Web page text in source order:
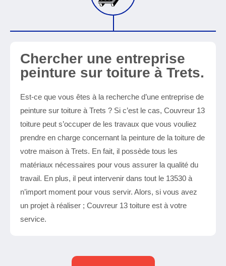
Chercher une entreprise
peinture sur toiture à Trets.
Est-ce que vous êtes à la recherche d’une entreprise de
peinture sur toiture à Trets ? Si c’est le cas, Couvreur 13
toiture peut s’occuper de les travaux que vous vouliez
prendre en charge concernant la peinture de la toiture de
votre maison à Trets. En fait, il possède tous les
matériaux nécessaires pour vous assurer la qualité du
travail. En plus, il peut intervenir dans tout le 13530 à
n’import moment pour vous servir. Alors, si vous avez
un projet à réaliser ; Couvreur 13 toiture est à votre
service.